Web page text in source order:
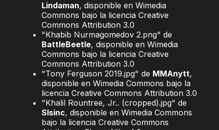
Lindaman, disponible en Wimedia
Commons bajo la licencia Creative
Commons Attribution 3.0
"Khabib Nurmagomedov 2.png" de
BattleBeetle, disponible en Wimedia
Commons bajo la licencia Creative
Commons Attribution 3.0
"Tony Ferguson 2019.jpg" de MMAnytt,
disponible en Wimedia Commons bajo la
licencia Creative Commons Attribution 3.0
"Khalil Rountree, Jr.. (cropped).jpg" de
Slsinc, disponible en Wimedia Commons
bajo la licencia Creative Commons